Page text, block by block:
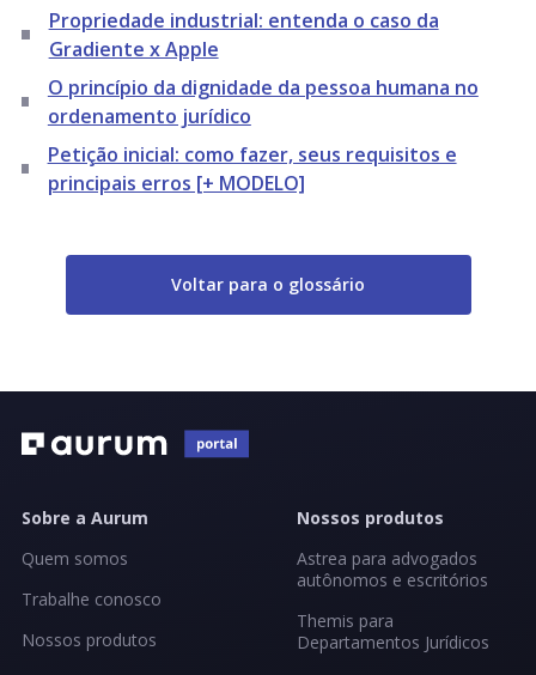
Propriedade industrial: entenda o caso da
Gradiente x Apple
O princípio da dignidade da pessoa humana no
ordenamento jurídico
Petição inicial: como fazer, seus requisitos e
principais erros [+ MODELO]
Voltar para o glossário
Sobre a Aurum
Quem somos
Trabalhe conosco
Nossos produtos
Nossos produtos
Astrea para advogados
autônomos e escritórios
Themis para
Departamentos Jurídicos